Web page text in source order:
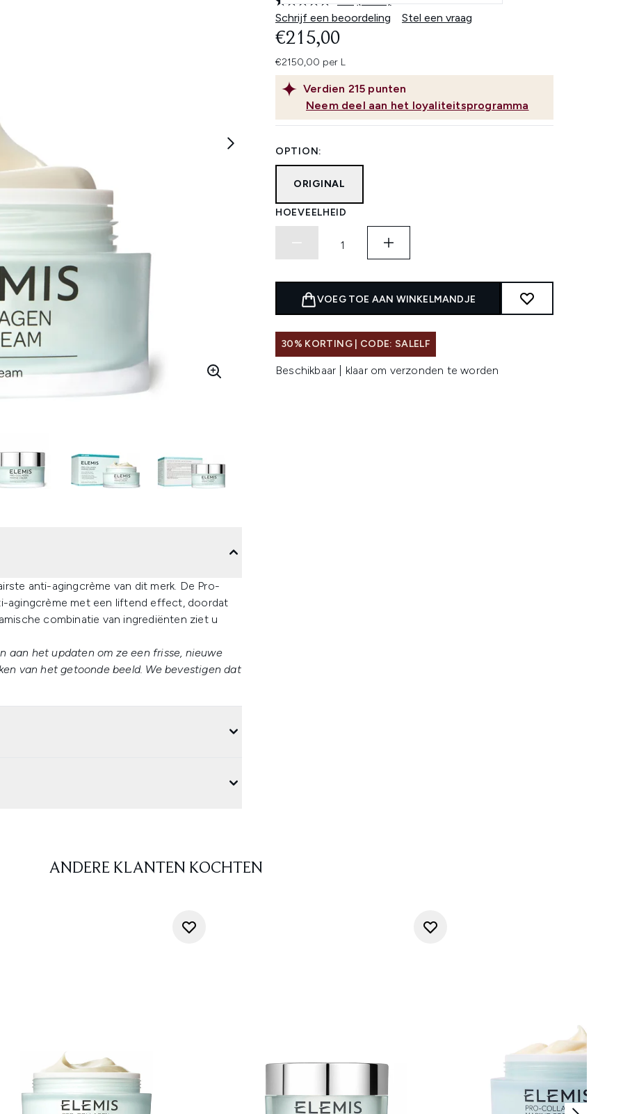
Lees
3289
beoordelingen.
Schrijf een beoordeling
Stel een vraag
Verdien 215 punten
Neem deel aan het loyaliteitsprogramma
€215,00
€2150,00 per L
OPTION:
ORIGINAL
HOEVEELHEID
VOEG TOE AAN WINKELMANDJE
30% KORTING | CODE: SALELF
Beschikbaar | klaar om verzonden te worden
anti-agingcrème van dit merk. De Pro-
agingcrème met een liftend effect, doordat
combinatie van ingrediënten ziet u
aan het updaten om ze een frisse, nieuwe
van het getoonde beeld. We bevestigen dat
ANDERE KLANTEN KOCHTEN